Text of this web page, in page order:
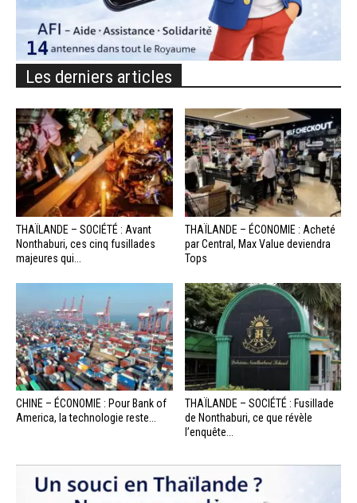
Les derniers articles
THAÏLANDE – SOCIÉTÉ : Avant
Nonthaburi, ces cinq fusillades
majeures qui...
THAÏLANDE – ÉCONOMIE : Acheté
par Central, Max Value deviendra
Tops
CHINE – ÉCONOMIE : Pour Bank of
America, la technologie reste...
THAÏLANDE – SOCIÉTÉ : Fusillade
de Nonthaburi, ce que révèle
l’enquête...